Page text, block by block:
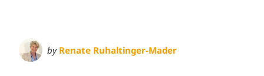
by Renate Ruhaltinger-Mader